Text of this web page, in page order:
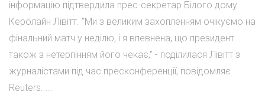
інформацію підтвердила прес-секретар Білого дому
Керолайн Лівітт. "Ми з великим захопленням очікуємо на
фінальний матч у неділю, і я впевнена, що президент
також з нетерпінням його чекає," - поділилася Лівітт з
журналістами під час пресконференції, повідомляє
Reuters. ...